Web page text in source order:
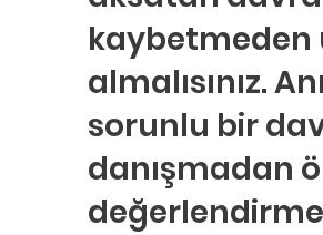
kaybetmeden
almalısınız.
sorunlu bir
danışmadan